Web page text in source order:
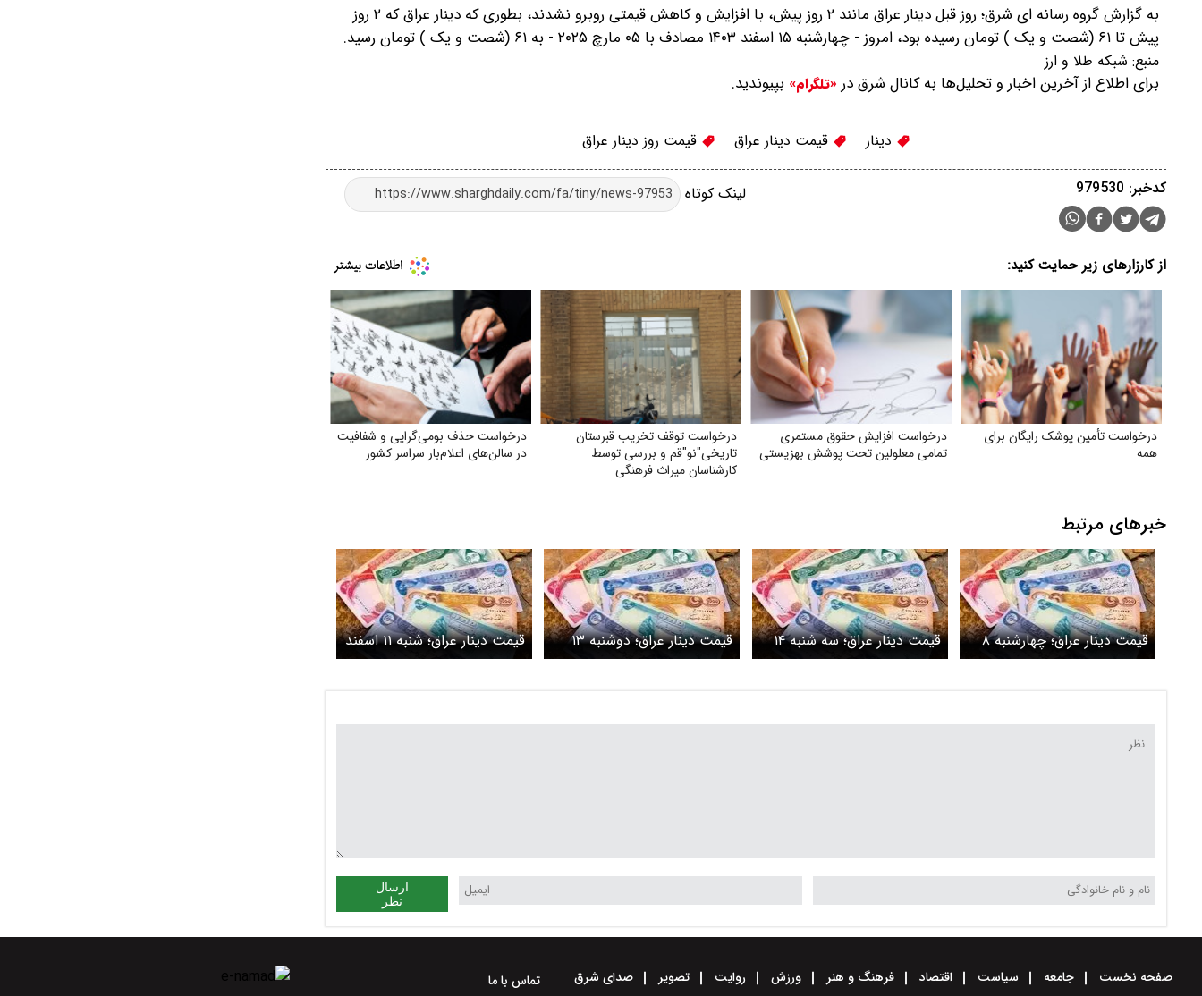
به گزارش گروه رسانه ای شرق؛ روز قبل دینار عراق مانند ۲ روز پیش، با افزایش و کاهش قیمتی روبرو نشدند، بطوری که دینار عراق که ۲ روز
پیش تا ۶۱ (شصت و یک ) تومان رسیده بود، امروز - چهارشنبه ۱۵ اسفند ۱۴۰۳ مصادف با ۰۵ مارچ ۲۰۲۵ - به ۶۱ (شصت و یک ) تومان رسید.
منبع: شبکه طلا و ارز
برای اطلاع از آخرین اخبار و تحلیل‌ها به کانال شرق در «تلگرام» بپیوندید.
دینار قیمت دینار عراق قیمت روز دینار عراق
لینک کوتاه کدخبر: 979530
از کارزارهای زیر حمایت کنید:
درخواست تأمین پوشک رایگان برای
همه
درخواست افزایش حقوق مستمری
تمامی معلولین تحت پوشش بهزیستی
درخواست توقف تخریب قبرستان
تاریخی"نو"قم و بررسی توسط
کارشناسان میراث فرهنگی
درخواست حذف بومی‌گرایی و شفافیت
در سالن‌های اعلام‌بار سراسر کشور
خبرهای مرتبط
قیمت دینار عراق؛ چهارشنبه ۸
اسفند
قیمت دینار عراق؛ سه شنبه ۱۴
اسفند
قیمت دینار عراق؛ دوشنبه ۱۳
اسفند
قیمت دینار عراق؛ شنبه ۱۱ اسفند
ارسال
نظر
صفحه نخست جامعه سیاست اقتصاد فرهنگ و هنر ورزش روایت تصویر صدای شرق تماس با ما